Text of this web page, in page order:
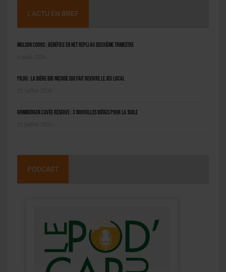
L'ACTU EN BREF
Molson Coors : bénéfice en net repli au deuxième trimestre
Pilou : la bière bio niçoise qui fait revivre le jeu local
Grimbergen Cuvée Réserve : 3 nouvelles bières pour la table
PODCAST